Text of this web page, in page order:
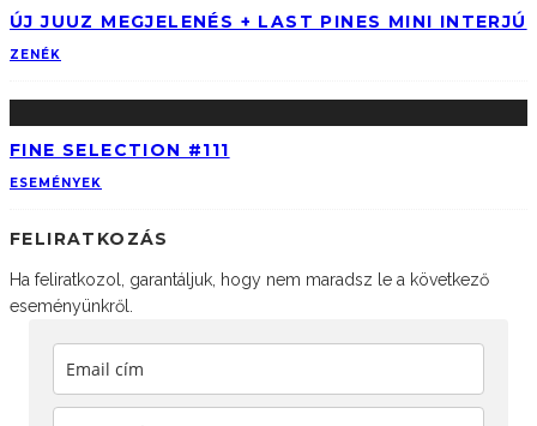
ÚJ JUUZ MEGJELENÉS + LAST PINES MINI INTERJÚ
ZENÉK
FINE SELECTION #111
ESEMÉNYEK
FELIRATKOZÁS
Ha feliratkozol, garantáljuk, hogy nem maradsz le a következő
eseményünkről.